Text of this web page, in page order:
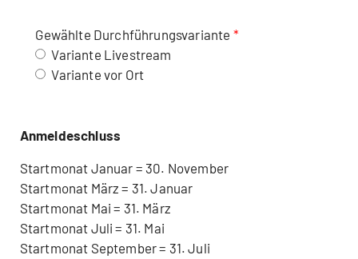
Gewählte Durchführungsvariante
Variante Livestream
Variante vor Ort
Anmeldeschluss
Startmonat Januar = 30. November
Startmonat März = 31. Januar
Startmonat Mai = 31. März
Startmonat Juli = 31. Mai
Startmonat September = 31. Juli